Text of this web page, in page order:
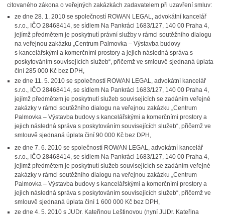
citovaného zákona o veřejných zakázkách zadavatelem při uzavření smluv:
ze dne 28. 1. 2010 se společností ROWAN LEGAL, advokátní kancelář
s.r.o., IČO 28468414, se sídlem Na Pankráci 1683/127, 140 00 Praha 4,
jejímž předmětem je poskytnutí právní služby v rámci soutěžního dialogu
na veřejnou zakázku „Centrum Palmovka – Výstavba budovy
s kancelářskými a komerčními prostory a jejich následná správa s
poskytováním souvisejících služeb“, přičemž ve smlouvě sjednaná úplata
činí 285 000 Kč bez DPH,
ze dne 11. 5. 2010 se společností ROWAN LEGAL, advokátní kancelář
s.r.o., IČO 28468414, se sídlem Na Pankráci 1683/127, 140 00 Praha 4,
jejímž předmětem je poskytnutí služeb souvisejících se zadáním veřejné
zakázky v rámci soutěžního dialogu na veřejnou zakázku „Centrum
Palmovka – Výstavba budovy s kancelářskými a komerčními prostory a
jejich následná správa s poskytováním souvisejících služeb“, přičemž ve
smlouvě sjednaná úplata činí 90 000 Kč bez DPH,
ze dne 7. 6. 2010 se společností ROWAN LEGAL, advokátní kancelář
s.r.o., IČO 28468414, se sídlem Na Pankráci 1683/127, 140 00 Praha 4,
jejímž předmětem je poskytnutí služeb souvisejících se zadáním veřejné
zakázky v rámci soutěžního dialogu na veřejnou zakázku „Centrum
Palmovka – Výstavba budovy s kancelářskými a komerčními prostory a
jejich následná správa s poskytováním souvisejících služeb“, přičemž ve
smlouvě sjednaná úplata činí 1 600 000 Kč bez DPH,
ze dne 4. 5. 2010 s JUDr. Kateřinou Leštinovou (nyní JUDr. Kateřina